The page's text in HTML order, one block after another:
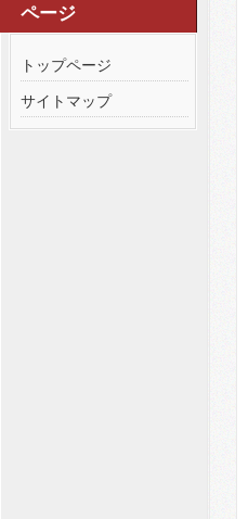
ページ
トップページ
サイトマップ